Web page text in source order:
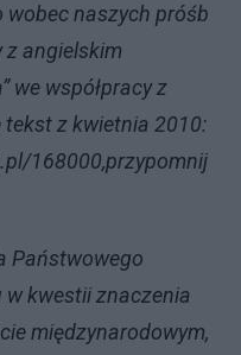
naszych próśb
angielskim
we współpracy z
tekst z kwietnia 2010:
168000,przypomnij
Państwowego
kwestii znaczenia
międzynarodowym,